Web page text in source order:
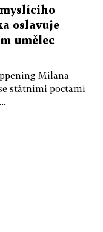
oslavuje
umělec
Milana
státními poctami